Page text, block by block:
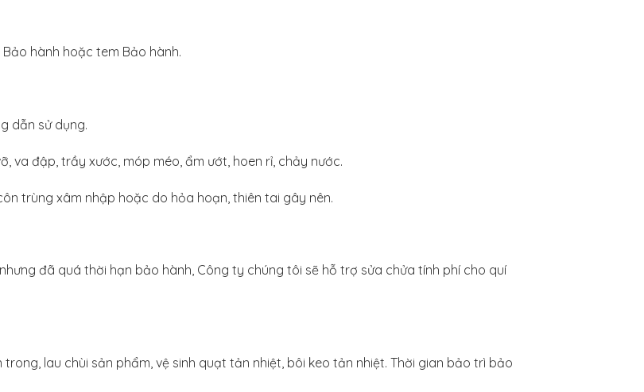
hành hoặc tem Bảo hành.
dẫn sử dụng.
va đập, trầy xước, móp méo, ẩm ướt, hoen rỉ, chảy nước.
trùng xâm nhập hoặc do hỏa hoạn, thiên tai gây nên.
đã quá thời hạn bảo hành, Công ty chúng tôi sẽ hỗ trợ sửa chửa tính phí cho quí
lau chùi sản phẩm, vệ sinh quạt tản nhiệt, bôi keo tản nhiệt. Thời gian bảo trì bảo